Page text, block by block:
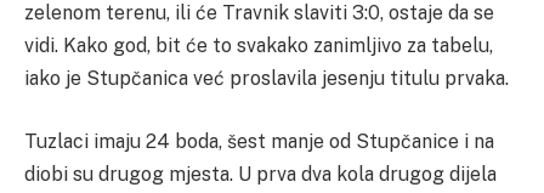
zelenom terenu, ili će Travnik slaviti 3:0, ostaje da se
vidi. Kako god, bit će to svakako zanimljivo za tabelu,
iako je Stupčanica već proslavila jesenju titulu prvaka.
Tuzlaci imaju 24 boda, šest manje od Stupčanice i na
diobi su drugog mjesta. U prva dva kola drugog dijela